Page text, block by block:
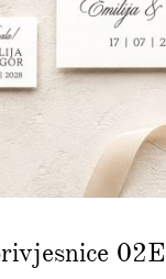
02E